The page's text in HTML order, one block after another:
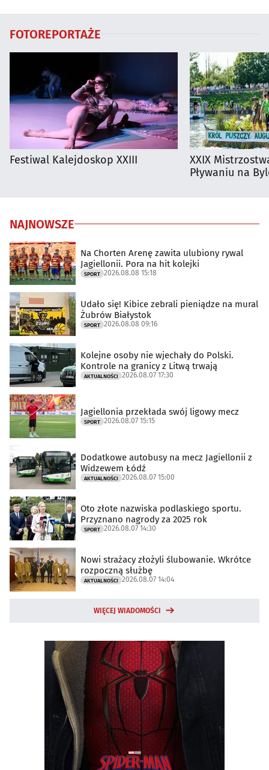
FOTOREPORTAŻE
Festiwal Kalejdoskop XXIII
XXIX
Pływaniu na
NAJNOWSZE
Na Chorten Arenę zawita ulubiony rywal
Jagiellonii. Pora na hit kolejki
SPORT 2026.08.08 15:18
Udało się! Kibice zebrali pieniądze na mural
Żubrów Białystok
SPORT 2026.08.08 09:16
Kolejne osoby nie wjechały do Polski.
Kontrole na granicy z Litwą trwają
AKTUALNOŚCI 2026.08.07 17:30
Jagiellonia przekłada swój ligowy mecz
SPORT 2026.08.07 15:15
Dodatkowe autobusy na mecz Jagiellonii z
Widzewem Łódź
AKTUALNOŚCI 2026.08.07 15:00
Oto złote nazwiska podlaskiego sportu.
Przyznano nagrody za 2025 rok
SPORT 2026.08.07 14:30
Nowi strażacy złożyli ślubowanie. Wkrótce
rozpoczną służbę
AKTUALNOŚCI 2026.08.07 14:04
WIĘCEJ WIADOMOŚCI